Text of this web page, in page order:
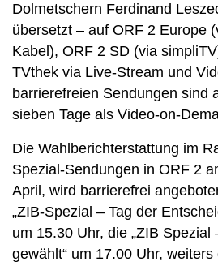
Dolmetschern Ferdinand
übersetzt – auf ORF 2 Europe
Kabel), ORF 2 SD (via
TVthek via Live-Stream und
barrierefreien Sendungen sind
sieben Tage als Video-on-
Die Wahlberichterstattung im
Spezial-Sendungen in ORF 2
April, wird barrierefrei
„ZIB-Spezial – Tag der
um 15.30 Uhr, die „ZIB Spezial
gewählt“ um 17.00 Uhr,